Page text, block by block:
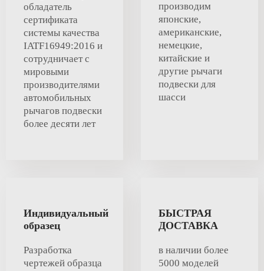
обладатель
сертификата
системы качества
IATF16949:2016 и
сотрудничает с
мировыми
производителями
автомобильных
рычагов подвески
более десяти лет
производим
японские,
американские,
немецкие,
китайские и
другие рычаги
подвески для
шасси
Индивидуальный
образец
Разработка
чертежей образца
БЫСТРАЯ
ДОСТАВКА
в наличии более
5000 моделей